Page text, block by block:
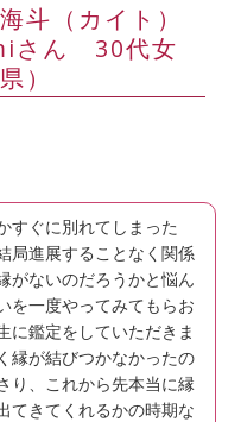
斗（カイト）
さん 30代女
）
すぐに別れてしまった
局進展することなく関係
がないのだろうかと悩ん
を一度やってみてもらお
に鑑定をしていただきま
縁が結びつかなかったの
り、これから先本当に縁
てきてくれるかの時期な